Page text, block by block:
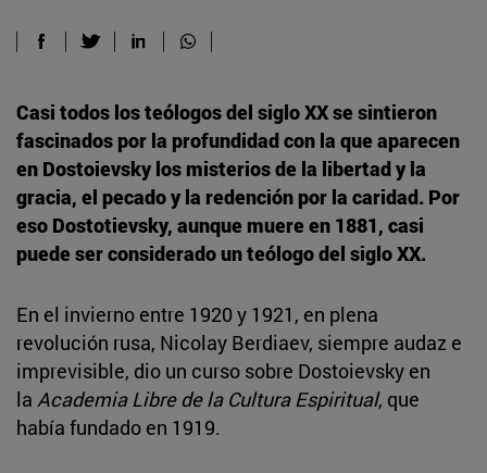
Casi todos los teólogos del siglo XX se sintieron
fascinados por la profundidad con la que aparecen
en Dostoievsky los misterios de la libertad y la
gracia, el pecado y la redención por la caridad. Por
eso Dostotievsky, aunque muere en 1881, casi
puede ser considerado un teólogo del siglo XX.
En el invierno entre 1920 y 1921, en plena
revolución rusa, Nicolay Berdiaev, siempre audaz e
imprevisible, dio un curso sobre Dostoievsky en
la Academia Libre de la Cultura Espiritual, que
había fundado en 1919.